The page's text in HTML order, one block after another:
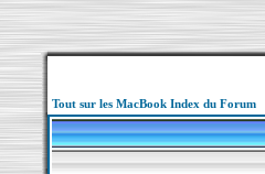
Tout sur les MacBook Index du Forum